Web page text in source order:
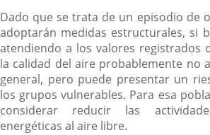
Dado que se trata de un episodio de
adoptarán medidas estructurales, si
atendiendo a los valores registrados
la calidad del aire probablemente no
general, pero puede presentar un
los grupos vulnerables. Para esa
considerar reducir las
energéticas al aire libre.